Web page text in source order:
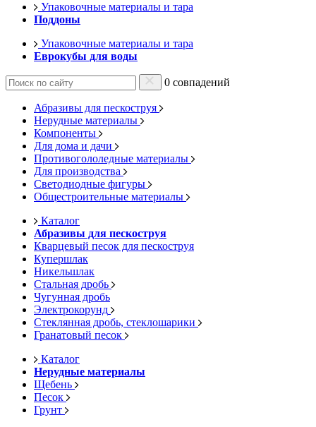
Упаковочные материалы и тара
Поддоны
Упаковочные материалы и тара
Еврокубы для воды
0 совпадений
Абразивы для пескоструя
Нерудные материалы
Компоненты
Для дома и дачи
Противогололедные материалы
Для производства
Светодиодные фигуры
Общестроительные материалы
Каталог
Абразивы для пескоструя
Кварцевый песок для пескоструя
Купершлак
Никельшлак
Стальная дробь
Чугунная дробь
Электрокорунд
Стеклянная дробь, стеклошарики
Гранатовый песок
Каталог
Нерудные материалы
Щебень
Песок
Грунт